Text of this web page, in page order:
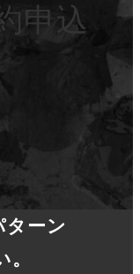
申込
ターン